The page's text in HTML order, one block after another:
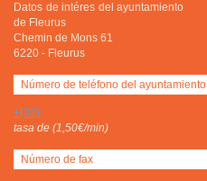
Datos de intéres del ayuntamiento
de Fleurus
Chemin de Mons 61
6220 - Fleurus
Número de teléfono del ayuntamiento
+(32)
tasa de (1,50€/min)
Número de fax